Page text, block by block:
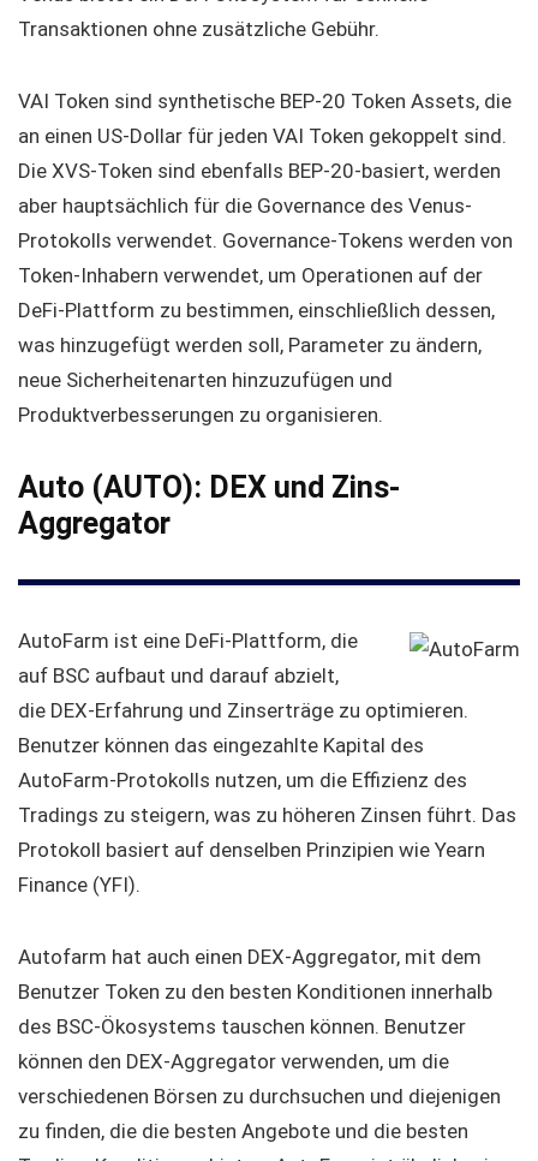
Transaktionen ohne zusätzliche Gebühr.
VAI Token sind synthetische BEP-20 Token Assets, die
an einen US-Dollar für jeden VAI Token gekoppelt sind.
Die XVS-Token sind ebenfalls BEP-20-basiert, werden
aber hauptsächlich für die Governance des Venus-
Protokolls verwendet. Governance-Tokens werden von
Token-Inhabern verwendet, um Operationen auf der
DeFi-Plattform zu bestimmen, einschließlich dessen,
was hinzugefügt werden soll, Parameter zu ändern,
neue Sicherheitenarten hinzuzufügen und
Produktverbesserungen zu organisieren.
Auto (AUTO): DEX und Zins-
Aggregator
AutoFarm ist eine DeFi-Plattform, die
auf BSC aufbaut und darauf abzielt,
die DEX-Erfahrung und Zinserträge zu optimieren.
Benutzer können das eingezahlte Kapital des
AutoFarm-Protokolls nutzen, um die Effizienz des
Tradings zu steigern, was zu höheren Zinsen führt. Das
Protokoll basiert auf denselben Prinzipien wie Yearn
Finance (YFI).
Autofarm hat auch einen DEX-Aggregator, mit dem
Benutzer Token zu den besten Konditionen innerhalb
des BSC-Ökosystems tauschen können. Benutzer
können den DEX-Aggregator verwenden, um die
verschiedenen Börsen zu durchsuchen und diejenigen
zu finden, die die besten Angebote und die besten